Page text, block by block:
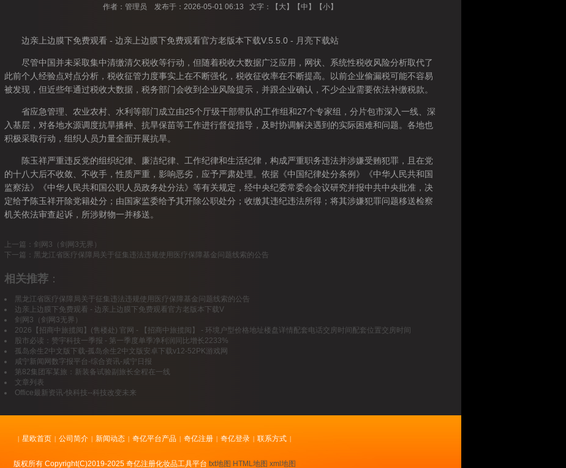
作者：管理员 发布于：2026-05-01 06:13 文字：【 大 】【中 】【小】
边亲上边膜下免费观看 - 边亲上边膜下免费观看官方老版本下载V.5.5.0 - 月亮下载站
尽管中国并未采取集中清缴清欠税收等行动，但随着税收大数据广泛应用，网状、系统性税收风险分析取代了
此前个人经验点对点分析，税收征管力度事实上在不断强化，税收征收率在不断提高。以前企业偷漏税可能不容易
被发现，但近些年通过税收大数据，税务部门会收到企业风险提示，并跟企业确认，不少企业需要依法补缴税款。
省应急管理、农业农村、水利等部门成立由25个厅级干部带队的工作组和27个专家组，分片包市深入一线、深
入基层，对各地水源调度抗旱播种、抗旱保苗等工作进行督促指导，及时协调解决遇到的实际困难和问题。各地也
积极采取行动，组织人员力量全面开展抗旱。
陈玉祥严重违反党的组织纪律、廉洁纪律、工作纪律和生活纪律，构成严重职务违法并涉嫌受贿犯罪，且在党
的十八大后不收敛、不收手，性质严重，影响恶劣，应予严肃处理。依据《中国纪律处分条例》《中华人民共和国
监察法》《中华人民共和国公职人员政务处分法》等有关规定，经中央纪委常委会会议研究并报中共中央批准，决
定给予陈玉祥开除党籍处分；由国家监委给予其开除公职处分；收缴其违纪违法所得；将其涉嫌犯罪问题移送检察
机关依法审查起诉，所涉财物一并移送。
上一篇： 剑网3（剑网3无界）
下一篇： 黑龙江省医疗保障局关于征集违法违规使用医疗保障基金问题线索的公告
相关推荐 ：
黑龙江省医疗保障局关于征集违法违规使用医疗保障基金问题线索的公告
边亲上边膜下免费观看 - 边亲上边膜下免费观看官方老版本下载V
剑网3（剑网3无界）
2026【招商中旅揽阅】(售楼处) 官网 - 【招商中旅揽阅】 - 环境户型价格地址楼盘详情配套电话交房时间配套位置交房时间
股市必读：赞宇科技一季报 - 第一季度单季净利润同比增长2233%
孤岛余生2中文版下载-孤岛余生2中文版安卓下载v12-52PK游戏网
咸宁新闻网数字报平台-综合资讯-咸宁日报
第82集团军某旅：新装备试验副旅长全程在一线
文章列表
Office最新资讯-快科技--科技改变未来
版权所有 Copyright(C)2019-2025 奇亿注册化妆品工具平台 txt地图 HTML地图 xml地图
| 星欧首页 | 公司简介 | 新闻动态 | 奇亿平台产品 | 奇亿注册 | 奇亿登录 | 联系方式 |